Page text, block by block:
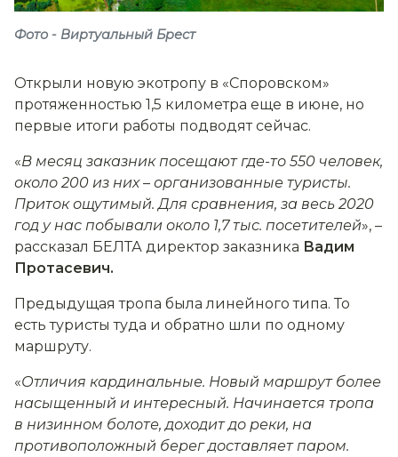
Фото - Виртуальный Брест
Открыли новую экотропу в «Споровском»
протяженностью 1,5 километра еще в июне, но
первые итоги работы подводят сейчас.
«В месяц заказник посещают где-то 550 человек,
около 200 из них– организованные туристы.
Приток ощутимый. Для сравнения, за весь 2020
год у нас побывали около 1,7 тыс. посетителей», –
рассказал БЕЛТА директор заказника Вадим
Протасевич.
Предыдущая тропа была линейного типа. То
есть туристы туда и обратно шли по одному
маршруту.
«Отличия кардинальные. Новый маршрут более
насыщенный и интересный. Начинается тропа
в низинном болоте, доходит до реки, на
противоположный берег доставляет паром.